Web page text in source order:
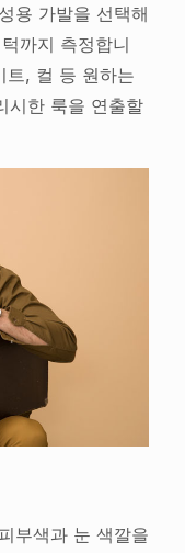
용 가발을 선택해
까지 측정합니
트, 컬 등 원하는
시한 룩을 연출할
부색과 눈 색깔을